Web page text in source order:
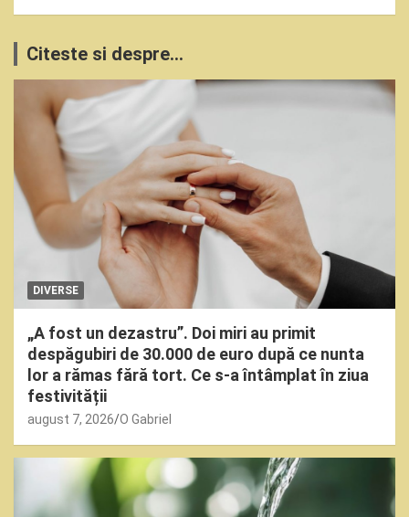
Citeste si despre...
DIVERSE
„A fost un dezastru”. Doi miri au primit
despăgubiri de 30.000 de euro după ce nunta
lor a rămas fără tort. Ce s-a întâmplat în ziua
festivității
august 7, 2026 O Gabriel